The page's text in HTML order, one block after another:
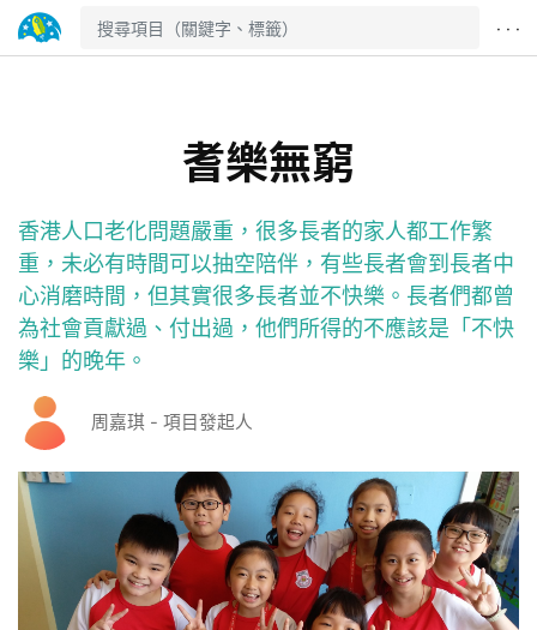
· · ·
耆樂無窮
香港人口老化問題嚴重，很多長者的家人都工作繁
重，未必有時間可以抽空陪伴，有些長者會到長者中
心消磨時間，但其實很多長者並不快樂。長者們都曾
為社會貢獻過、付出過，他們所得的不應該是「不快
樂」的晚年。
周嘉琪 - 項目發起人